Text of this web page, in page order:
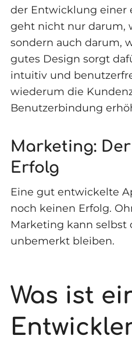
der Entwicklung einer
geht nicht nur darum,
sondern auch darum,
gutes Design sorgt
intuitiv und
wiederum die
Benutzerbindung
Marketing:
Erfolg
Eine gut entwickelte
noch keinen Erfolg.
Marketing kann selbst
unbemerkt bleiben.
Was ist